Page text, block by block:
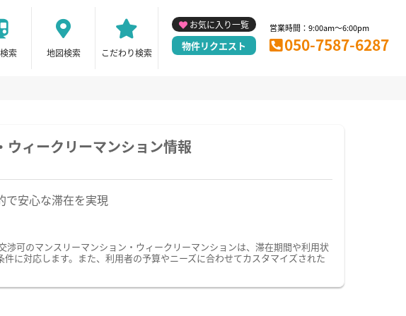
索 地図検索 こだわり検索
お気に入り一覧
物件リクエスト
営業時間：9:00am～6:00pm
050-7587-6287
ィークリーマンション情報
で安心な滞在を実現
可のマンスリーマンション・ウィークリーマンションは、滞在期間や利用状
に対応します。また、利用者の予算やニーズに合わせてカスタマイズされた